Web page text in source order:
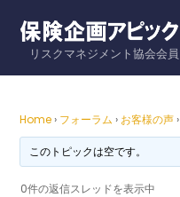
contentリスクマネジメント協会会員
Home › フォーラム › お客様の声 ›
このトピックは空です。
0件の返信スレッドを表示中